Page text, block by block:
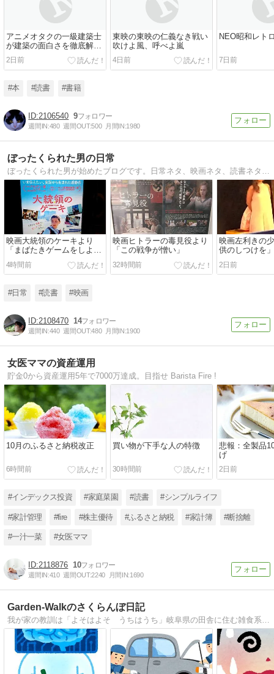
アニメオタクの一級建築士
が建築の面白さを徹底解剖
する本。
2日前
東映の東映の仁義なき戦い
吹けよ風、呼べよ嵐
4日前
NEO昭和レト
7日前
#本 #読書 #書籍
2106540 9
週間IN:480 週間OUT:500 月間IN:1980
ぼったくられた男の日常
ぼったくられた男が始めたブログです。日常ネタ、映画ネタ、読書ネタを投稿しています！
映画大統領のケーキより
「まばたきゲームをしよ
う」
4時間前
映画ヒトラーの毒見役より
「この戦争が憎い」
32時間前
映画左利きの
供のしつけを」
2日前
#日常 #読書 #映画
2108470 14
週間IN:440 週間OUT:480 月間IN:1900
女医ママの資産運用
貯金0から資産運用5年で7000万達成。目指せ Barista Fire !
10月のふるさと納税改正
6時間前
買い物が下手な人の特徴
30時間前
悲報：全製品
げ
2日前
#インデックス投資 #家庭菜園 #読書 #シンプルライフ
#家計管理 #fire #株主優待 #ふるさと納税 #家計簿 #断捨離
#一汁一菜 #女医ママ
2118876 10
週間IN:410 週間OUT:2240 月間IN:1690
Garden-Walkのさくらんぼ日記
我が家の教訓は「よそはよそ うちはうち」岐阜県の田舎に住む雑食系会社員。家族は2つ年上の嫁さんが1人と子供が2人。